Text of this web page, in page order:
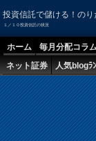
投資信託で儲ける！の
１／１０投資信託の状況
ホーム 毎月分配コラ
ネット証券
人気blogﾗ